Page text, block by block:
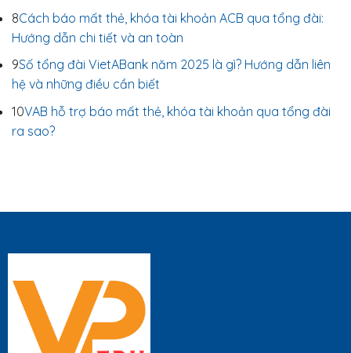
8Cách báo mất thẻ, khóa tài khoản ACB qua tổng đài:
Hướng dẫn chi tiết và an toàn
9Số tổng đài VietABank năm 2025 là gì? Hướng dẫn liên
hệ và những điều cần biết
10VAB hỗ trợ báo mất thẻ, khóa tài khoản qua tổng đài
ra sao?